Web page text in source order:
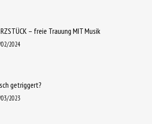
– freie Trauung MIT Musik
2024
getriggert?
2023